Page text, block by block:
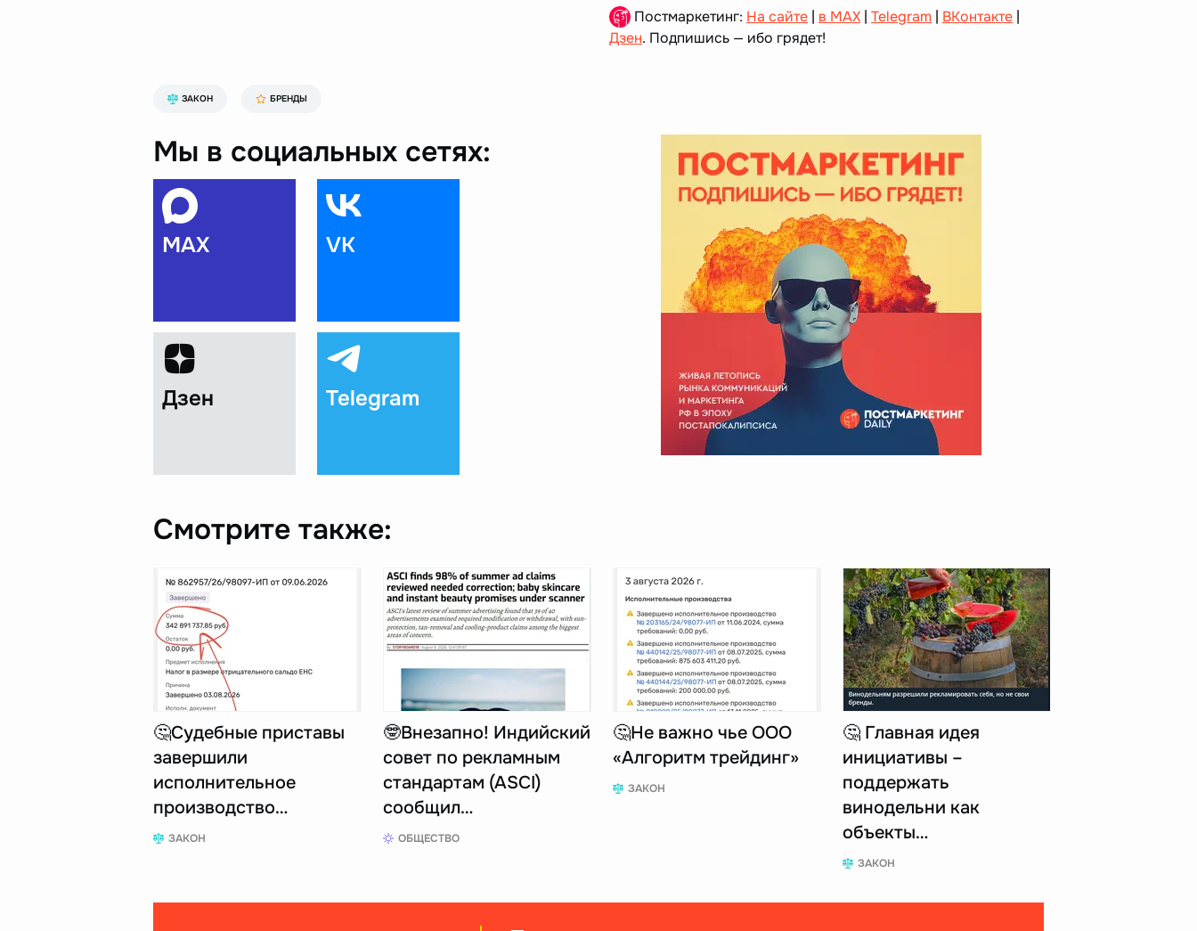
Постмаркетинг: На сайте | в MAX | Telegram | ВКонтакте |
Дзен. Подпишись — ибо грядет!
ЗАКОН БРЕНДЫ
Мы в социальных сетях:
MAX VK
Дзен Telegram
Смотрите также:
🤔Судебные приставы
завершили
исполнительное
производство…
ЗАКОН
🤓Внезапно! Индийский
совет по рекламным
стандартам (ASCI)
сообщил…
ОБЩЕСТВО
🤔Не важно чье ООО
«Алгоритм трейдинг»
ЗАКОН
🤔 Главная идея
инициативы –
поддержать
винодельни как
объекты…
ЗАКОН